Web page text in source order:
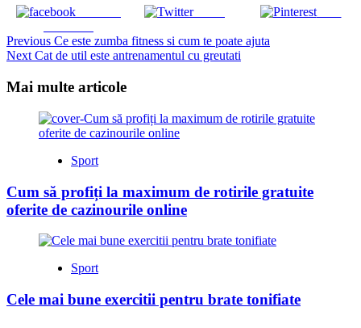
Tweet Save
Continue
Reading
Previous Ce este zumba fitness si cum te poate ajuta
NextCat de util este antrenamentul cu greutati
Mai multe articole
Sport
Cum să profiți la maximum de rotirile gratuite
oferite de cazinourile online
Sport
Cele mai bune exercitii pentru brate tonifiate